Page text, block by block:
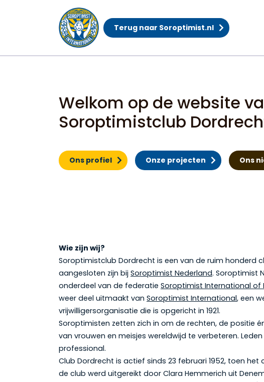
Terug naar Soroptimist.nl
Welkom op de website
Soroptimistclub
Ons profiel Onze projecten Ons
Wie zijn wij?
Soroptimistclub Dordrecht is een van de ruim honderd
aangesloten zijn bij Soroptimist Nederland. Soroptimist
onderdeel van de federatie Soroptimist International of
weer deel uitmaakt van Soroptimist International, een
vrijwilligersorganisatie die is opgericht in 1921.
Soroptimisten zetten zich in om de rechten, de positie
van vrouwen en meisjes wereldwijd te verbeteren. Leden
professional.
Club Dordrecht is actief sinds 23 februari 1952, toen het
de club werd uitgereikt door Clara Hemmerich uit